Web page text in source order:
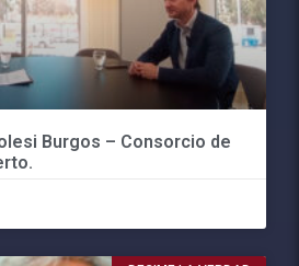
Burgos – Consorcio de